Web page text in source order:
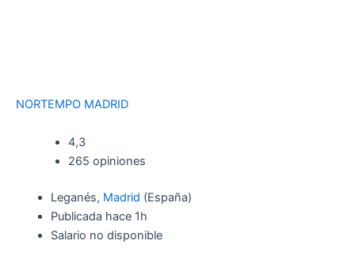
NORTEMPO MADRID
4,3
265 opiniones
Leganés, Madrid (España)
Publicada hace 1h
Salario no disponible